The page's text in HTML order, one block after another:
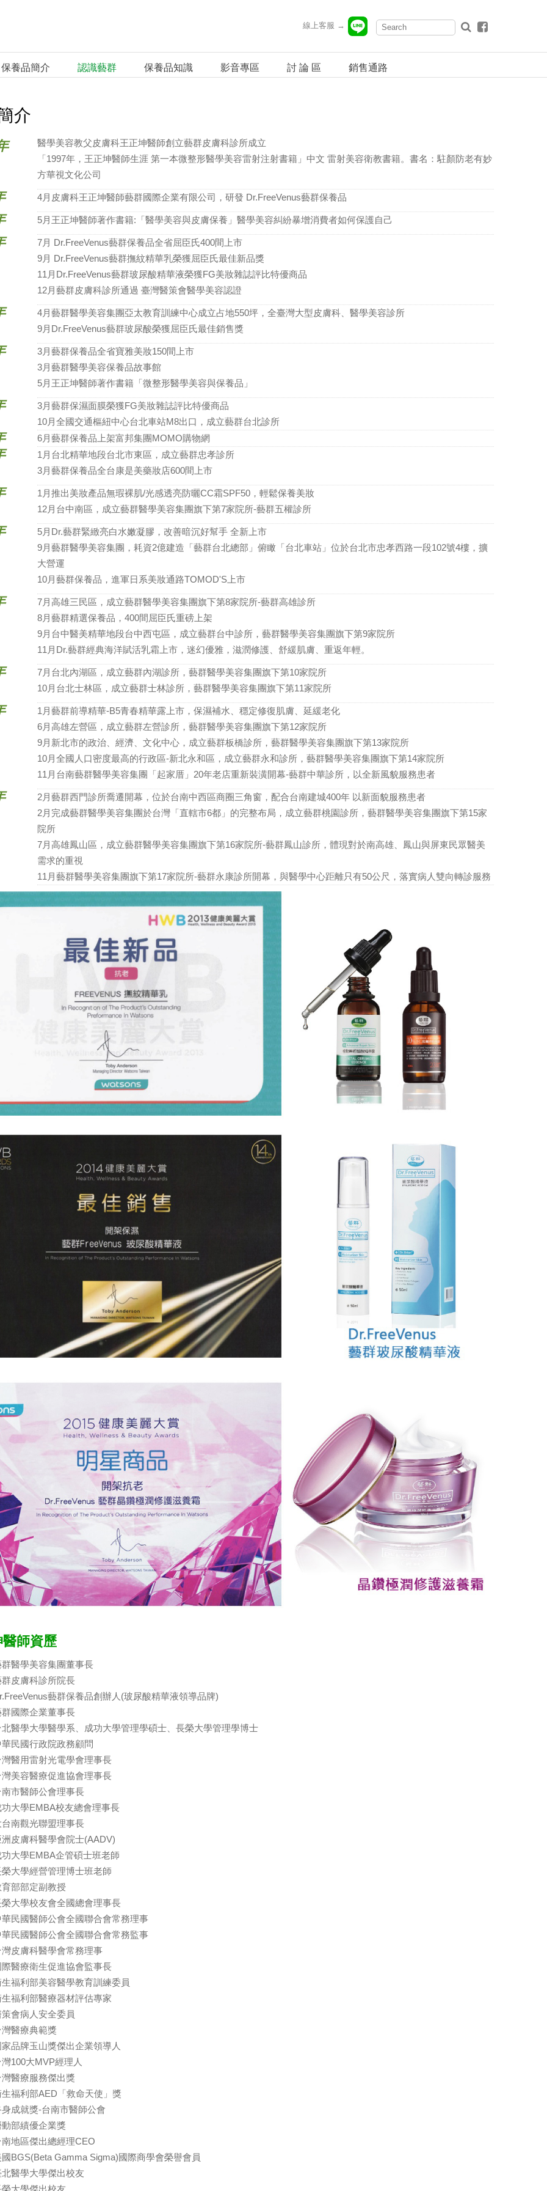
線上客服 →
保養品簡介 認識藝群 保養品知識 影音專區 討 論 區 銷售通路
介
醫學美容教父皮膚科王正坤醫師創立藝群皮膚科診所成立
「1997年，王正坤醫師生涯 第一本微整形醫學美容雷射注射書籍」中文 雷射美容衛教書籍。書名：駐顏防老有妙
方華視文化公司
4月皮膚科王正坤醫師藝群國際企業有限公司，研發 Dr.FreeVenus藝群保養品
5月王正坤醫師著作書籍:「醫學美容與皮膚保養」醫學美容糾紛暴增消費者如何保護自己
7月 Dr.FreeVenus藝群保養品全省屈臣氏400間上市
9月 Dr.FreeVenus藝群撫紋精華乳榮獲屈臣氏最佳新品獎
11月Dr.FreeVenus藝群玻尿酸精華液榮獲FG美妝雜誌評比特優商品
12月藝群皮膚科診所通過 臺灣醫策會醫學美容認證
4月藝群醫學美容集團亞太教育訓練中心成立占地550坪，全臺灣大型皮膚科、醫學美容診所
9月Dr.FreeVenus藝群玻尿酸榮獲屈臣氏最佳銷售獎
3月藝群保養品全省寶雅美妝150間上市
3月藝群醫學美容保養品故事館
5月王正坤醫師著作書籍「微整形醫學美容與保養品」
3月藝群保濕面膜榮獲FG美妝雜誌評比特優商品
10月全國交通樞紐中心台北車站M8出口，成立藝群台北診所
6月藝群保養品上架富邦集團MOMO購物網
1月台北精華地段台北市東區，成立藝群忠孝診所
3月藝群保養品全台康是美藥妝店600間上市
1月推出美妝產品無瑕裸肌/光感透亮防曬CC霜SPF50，輕鬆保養美妝
12月台中南區，成立藝群醫學美容集團旗下第7家院所-藝群五權診所
5月Dr.藝群緊緻亮白水嫩凝膠，改善暗沉好幫手 全新上市
9月藝群醫學美容集團，耗資2億建造「藝群台北總部」俯瞰「台北車站」位於台北市忠孝西路一段102號4樓，擴
大營運
10月藝群保養品，進軍日系美妝通路TOMOD'S上市
7月高雄三民區，成立藝群醫學美容集團旗下第8家院所-藝群高雄診所
8月藝群精選保養品，400間屈臣氏重磅上架
9月台中醫美精華地段台中西屯區，成立藝群台中診所，藝群醫學美容集團旗下第9家院所
11月Dr.藝群經典海洋賦活乳霜上市，迷幻優雅，滋潤修護、舒緩肌膚、重返年輕。
7月台北內湖區，成立藝群內湖診所，藝群醫學美容集團旗下第10家院所
10月台北士林區，成立藝群士林診所，藝群醫學美容集團旗下第11家院所
1月藝群前導精華-B5青春精華露上市，保濕補水、穩定修復肌膚、延緩老化
6月高雄左營區，成立藝群左營診所，藝群醫學美容集團旗下第12家院所
9月新北市的政治、經濟、文化中心，成立藝群板橋診所，藝群醫學美容集團旗下第13家院所
10月全國人口密度最高的行政區-新北永和區，成立藝群永和診所，藝群醫學美容集團旗下第14家院所
11月台南藝群醫學美容集團「起家厝」20年老店重新裝潢開幕-藝群中華診所，以全新風貌服務患者
2月藝群西門診所喬遷開幕，位於台南中西區商圈三角窗，配合台南建城400年 以新面貌服務患者
2月完成藝群醫學美容集團於台灣「直轄市6都」的完整布局，成立藝群桃園診所，藝群醫學美容集團旗下第15家
院所
7月高雄鳳山區，成立藝群醫學美容集團旗下第16家院所-藝群鳳山診所，體現對於南高雄、鳳山與屏東民眾醫美
需求的重視
11月藝群醫學美容集團旗下第17家院所-藝群永康診所開幕，與醫學中心距離只有50公尺，落實病人雙向轉診服務
師資歷
群醫學美容集團董事長
群皮膚科診所院長
藝群保養品創辦人(玻尿酸精華液領導品牌)
群國際企業董事長
北醫學大學醫學系、成功大學管理學碩士、長榮大學管理學博士
華民國行政院政務顧問
灣醫用雷射光電學會理事長
灣美容醫療促進協會理事長
南市醫師公會理事長
功大學EMBA校友總會理事長
台南觀光聯盟理事長
洲皮膚科醫學會院士(AADV)
功大學EMBA企管碩士班老師
榮大學經營管理博士班老師
育部部定副教授
榮大學校友會全國總會理事長
華民國醫師公會全國聯合會常務理事
華民國醫師公會全國聯合會常務監事
灣皮膚科醫學會常務理事
際醫療衛生促進協會監事長
生福利部美容醫學教育訓練委員
生福利部醫療器材評估專家
策會病人安全委員
灣醫療典範獎
品牌玉山獎傑出企業領導人
100大MVP經理人
灣醫療服務傑出獎
生福利部AED「救命天使」獎
身成就獎-台南市醫師公會
動部績優企業獎
南地區傑出總經理CEO
國BGS(Beta Gamma Sigma)國際商學會榮譽會員
北醫學大學傑出校友